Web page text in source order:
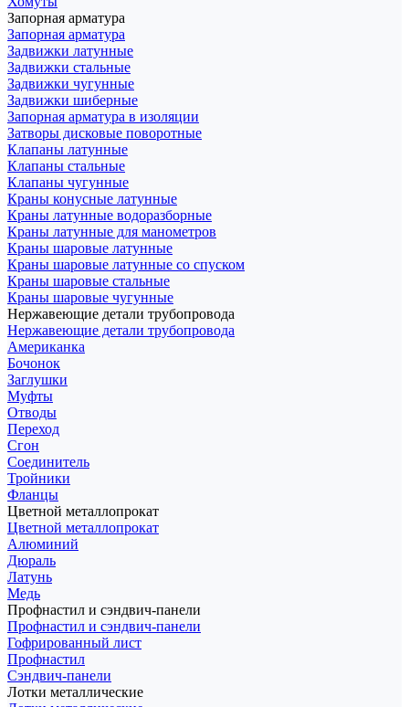
Запорная арматура
Запорная арматура
Задвижки латунные
Задвижки стальные
Задвижки чугунные
Задвижки шиберные
Запорная арматура в изоляции
Затворы дисковые поворотные
Клапаны латунные
Клапаны стальные
Клапаны чугунные
Краны конусные латунные
Краны латунные водоразборные
Краны латунные для манометров
Краны шаровые латунные
Краны шаровые латунные со спуском
Краны шаровые стальные
Краны шаровые чугунные
Нержавеющие детали трубопровода
Нержавеющие детали трубопровода
Американка
Бочонок
Заглушки
Муфты
Отводы
Переход
Сгон
Соединитель
Тройники
Фланцы
Цветной металлопрокат
Цветной металлопрокат
Алюминий
Дюраль
Латунь
Медь
Профнастил и сэндвич-панели
Профнастил и сэндвич-панели
Гофрированный лист
Профнастил
Сэндвич-панели
Лотки металлические